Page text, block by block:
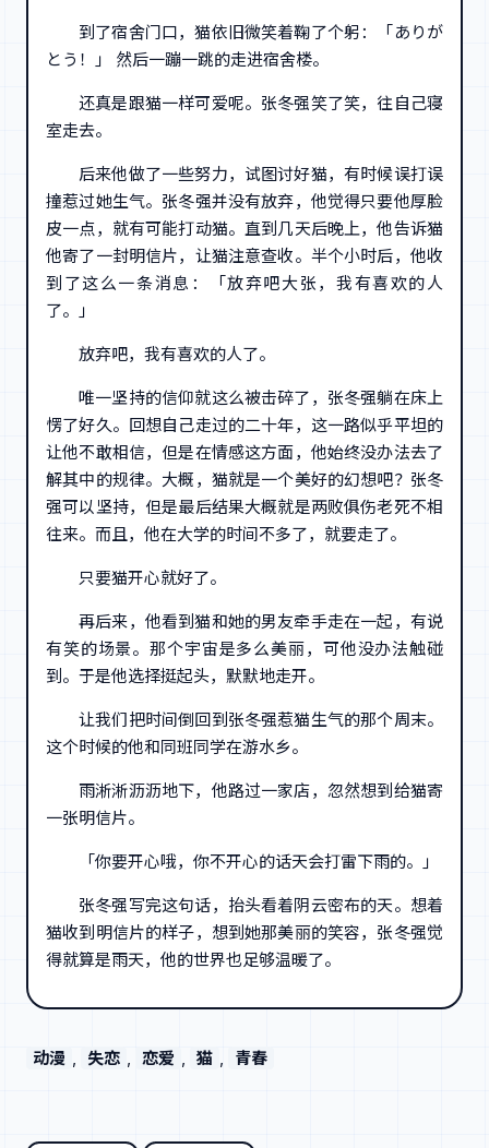
到了宿舍门口，猫依旧微笑着鞠了个躬：「ありが
とう！」 然后一蹦一跳的走进宿舍楼。
还真是跟猫一样可爱呢。张冬强笑了笑，往自己寝
室走去。
后来他做了一些努力，试图讨好猫，有时候误打误
撞惹过她生气。张冬强并没有放弃，他觉得只要他厚脸
皮一点，就有可能打动猫。直到几天后晚上，他告诉猫
他寄了一封明信片，让猫注意查收。半个小时后，他收
到了这么一条消息：「放弃吧大张，我有喜欢的人
了。」
放弃吧，我有喜欢的人了。
唯一坚持的信仰就这么被击碎了，张冬强躺在床上
愣了好久。回想自己走过的二十年，这一路似乎平坦的
让他不敢相信，但是在情感这方面，他始终没办法去了
解其中的规律。大概，猫就是一个美好的幻想吧？张冬
强可以坚持，但是最后结果大概就是两败俱伤老死不相
往来。而且，他在大学的时间不多了，就要走了。
只要猫开心就好了。
再后来，他看到猫和她的男友牵手走在一起，有说
有笑的场景。那个宇宙是多么美丽，可他没办法触碰
到。于是他选择挺起头，默默地走开。
让我们把时间倒回到张冬强惹猫生气的那个周末。
这个时候的他和同班同学在游水乡。
雨淅淅沥沥地下，他路过一家店，忽然想到给猫寄
一张明信片。
「你要开心哦，你不开心的话天会打雷下雨的。」
张冬强写完这句话，抬头看着阴云密布的天。想着
猫收到明信片的样子，想到她那美丽的笑容，张冬强觉
得就算是雨天，他的世界也足够温暖了。
动漫 , 失恋 , 恋爱 , 猫 , 青春